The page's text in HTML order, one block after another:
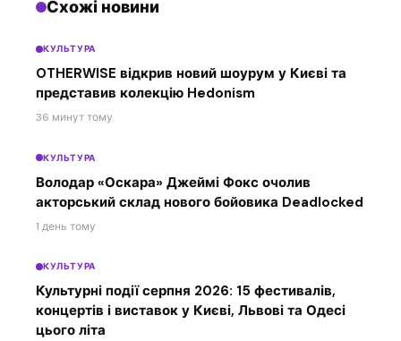
Схожі новини
КУЛЬТУРА
OTHERWISE відкрив новий шоурум у Києві та
представив колекцію Hedonism
36 минут тому
КУЛЬТУРА
Володар «Оскара» Джеймі Фокс очолив
акторський склад нового бойовика Deadlocked
1 день тому
КУЛЬТУРА
Культурні події серпня 2026: 15 фестивалів,
концертів і виставок у Києві, Львові та Одесі
цього літа